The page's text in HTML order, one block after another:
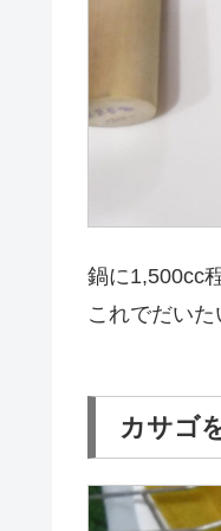
鍋に1,500cc
これでだい
カサゴ